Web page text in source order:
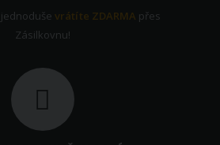
jednoduševrátíte ZDARMA přes
Zásilkovnu!